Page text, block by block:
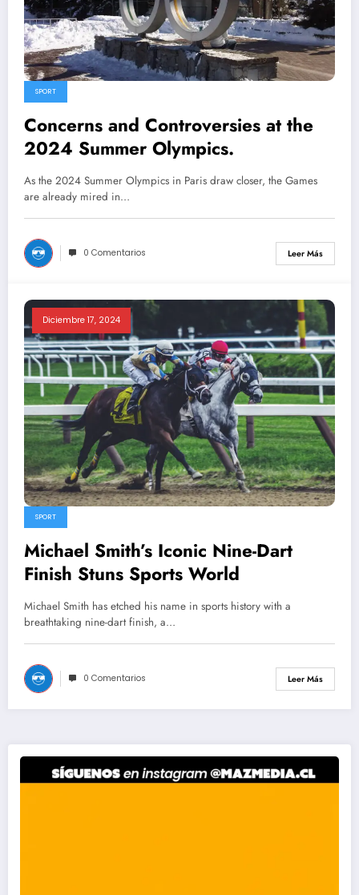
SPORT
Concerns and Controversies at the
2024 Summer Olympics.
As the 2024 Summer Olympics in Paris draw closer, the Games
are already mired in…
0 Comentarios Leer Más
Diciembre 17, 2024
SPORT
Michael Smith’s Iconic Nine-Dart
Finish Stuns Sports World
Michael Smith has etched his name in sports history with a
breathtaking nine-dart finish, a…
0 Comentarios Leer Más